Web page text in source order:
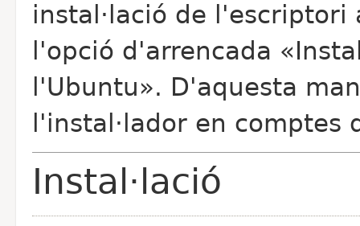
instal·lació de l'escriptori
l'opció d'arrencada
l'Ubuntu». D'aquesta
l'instal·lador en
Instal·lació